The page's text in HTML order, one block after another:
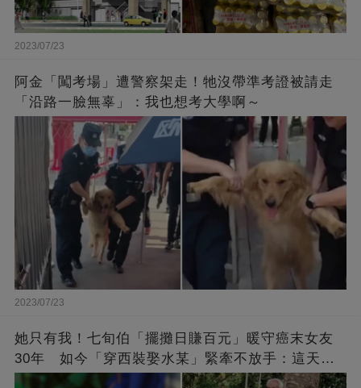
2023/07/23
阿金「闖考場」遭警察架走！牠沒帶準考證被請走
「沿路一臉無辜」：我也想考大學啊～
2023/07/23
她只有我！七旬伯「擺攤日賺百元」暖守癌末女友
30年 如今「穿西裝娶水某」緊牽不放手：這天等
了好久